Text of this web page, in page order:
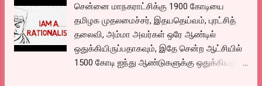
சென்னை மாநகராட்சிக்கு 1900 கோடியை
தமிழக முதலமைச்சர், இதயதெய்வம், புரட்சித்
தலைவி, அம்மா அவர்கள் ஒரே ஆண்டில்
ஒதுக்கியிருப்பதாகவும், இதே சென்ற ஆட்சியில்
1500 கோடி ஐந்து ஆண்டுகளுக்கு ஒதுக்கியதாய்